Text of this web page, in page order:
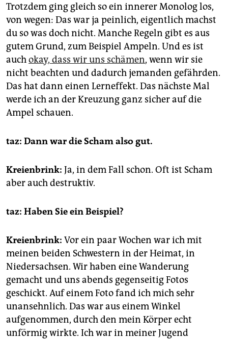
Trotzdem ging gleich so ein innerer Monolog los,
von wegen: Das war ja peinlich, eigentlich machst
du so was doch nicht. Manche Regeln gibt es aus
gutem Grund, zum Beispiel Ampeln. Und es ist
auchokay, dass wir uns schämen, wenn wir sie
nicht beachten und dadurch jemanden gefährden.
Das hat dann einen Lerneffekt. Das nächste Mal
werde ich an der Kreuzung ganz sicher auf die
Ampel schauen.
taz: Dann war die Scham also gut.
Kreienbrink: Ja, in dem Fall schon. Oft ist Scham
aber auch destruktiv.
taz: Haben Sie ein Beispiel?
Kreienbrink: Vor ein paar Wochen war ich mit
meinen beiden Schwestern in der Heimat, in
Niedersachsen. Wir haben eine Wanderung
gemacht und uns abends gegenseitig Fotos
geschickt. Auf einem Foto fand ich mich sehr
unansehnlich. Das war aus einem Winkel
aufgenommen, durch den mein Körper echt
unförmig wirkte. Ich war in meiner Jugend